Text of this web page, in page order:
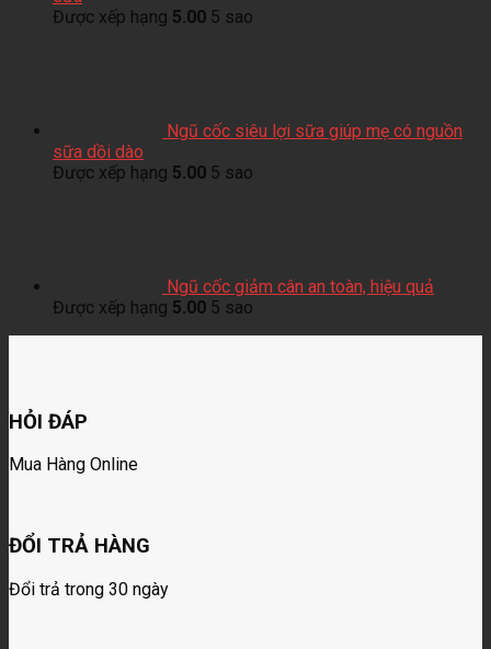
Được xếp hạng 5.00 5 sao
Ngũ cốc siêu lợi sữa giúp mẹ có nguồn
sữa dồi dào
Được xếp hạng 5.00 5 sao
Ngũ cốc giảm cân an toàn, hiệu quả
Được xếp hạng 5.00 5 sao
HỎI ĐÁP
Mua Hàng Online
ĐỔI TRẢ HÀNG
Đổi trả trong 30 ngày